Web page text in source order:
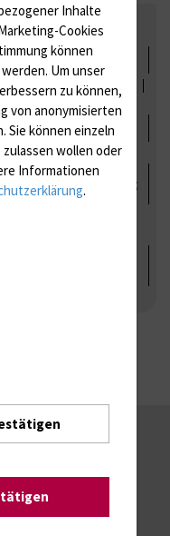
Blutalkohol,
/ Harnwege
Stuhl
/
( Ca-Stoffwechsel /
/ Vitamine;
Amaleptika,
Inhalte
Cookies
können
Um unser
zu können,
von anonymisierten
Sie können einzeln
wollen oder
Informationen
.